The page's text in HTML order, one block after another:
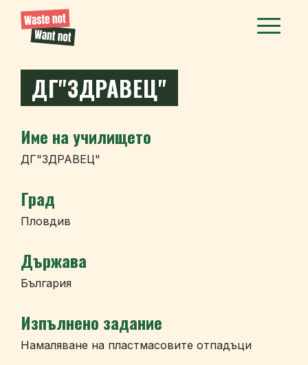
ДГ"ЗДРАВЕЦ"
Име на училището
ДГ"ЗДРАВЕЦ"
Град
Пловдив
Държава
България
Изпълнено задание
Намаляване на пластмасовите отпадъци